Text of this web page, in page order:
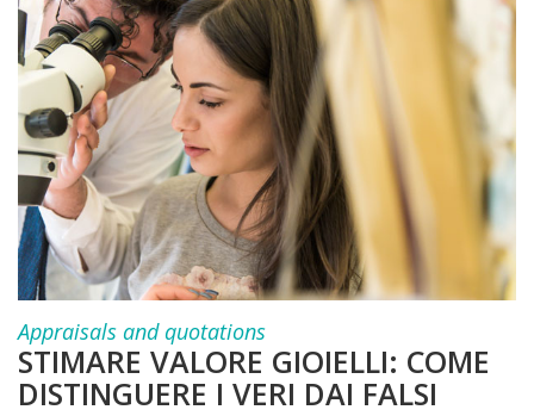
Appraisals and quotations
STIMARE VALORE GIOIELLI: COME
DISTINGUERE I VERI DAI FALSI